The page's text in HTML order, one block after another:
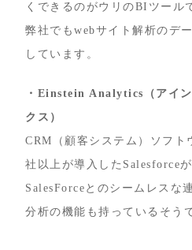
くできるのがウリのBIツール
弊社でもwebサイト解析のデ
しています。
・Einstein Analytics（アイ
クス）
CRM（顧客システム）ソフト
社以上が導入したSalesforce
SalesForceとのシームレスな
分析の機能も持っているそう